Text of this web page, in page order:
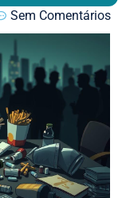
Sem Comentários